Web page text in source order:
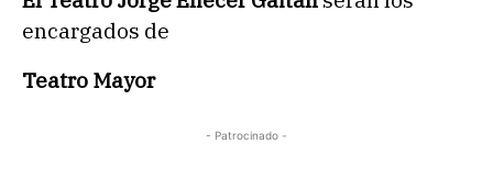
encargados de
Teatro Mayor
- Patrocinado -